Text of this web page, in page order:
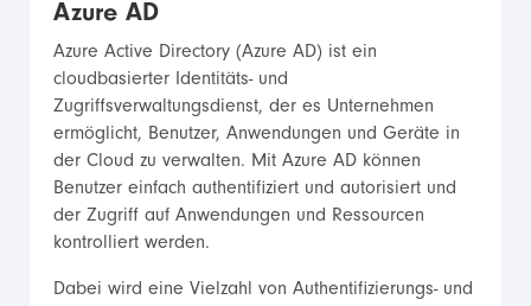
Azure AD
Azure Active Directory (Azure AD) ist ein
cloudbasierter Identitäts- und
Zugriffsverwaltungsdienst, der es Unternehmen
ermöglicht, Benutzer, Anwendungen und Geräte in
der Cloud zu verwalten. Mit Azure AD können
Benutzer einfach authentifiziert und autorisiert und
der Zugriff auf Anwendungen und Ressourcen
kontrolliert werden.
Dabei wird eine Vielzahl von Authentifizierungs- und